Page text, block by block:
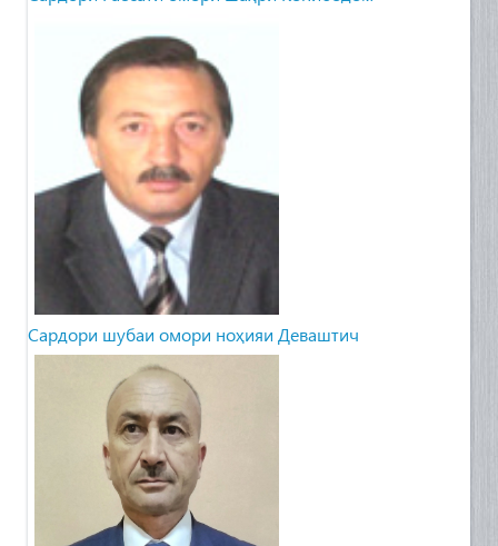
Cардори шубаи омори ноҳияи Деваштич